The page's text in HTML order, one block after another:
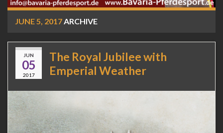
JUNE 5, 2017 ARCHIVE
JUN
05
2017
The Royal Jubilee with
Emperial Weather